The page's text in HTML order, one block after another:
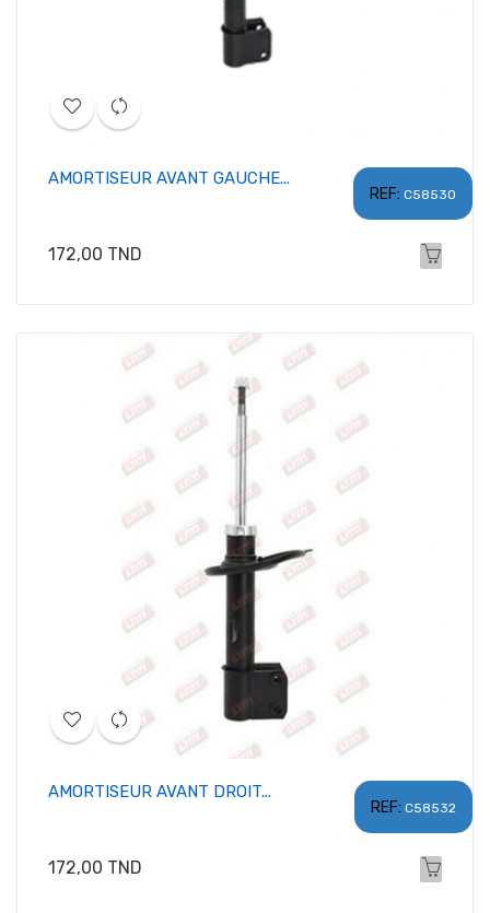
REF: C58530
AMORTISEUR AVANT GAUCHE...
Prix
172,00 TND
REF: C58532
AMORTISEUR AVANT DROIT...
Prix
172,00 TND